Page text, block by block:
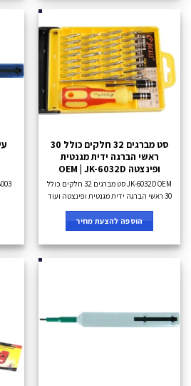
סט מברגים 32 חלקים כולל 30
ראשי הברגה ידית מגנטית
ופינצטה OEM | JK-6032D
JK-6032D OEM סט מברגים 32 חלקים כולל
30 ראשי הברגה ידית מגנטית ופינצטה ועוד
הוספה להצעת מחיר